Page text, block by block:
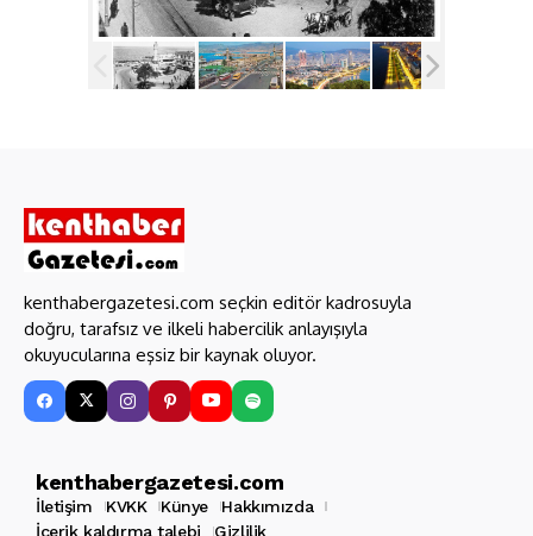
kenthabergazetesi.com seçkin editör kadrosuyla
doğru, tarafsız ve ilkeli habercilik anlayışıyla
okuyucularına eşsiz bir kaynak oluyor.
kenthabergazetesi.com
İletişim KVKK Künye
Hakkımızda
İçerik kaldırma talebi
Gizlilik